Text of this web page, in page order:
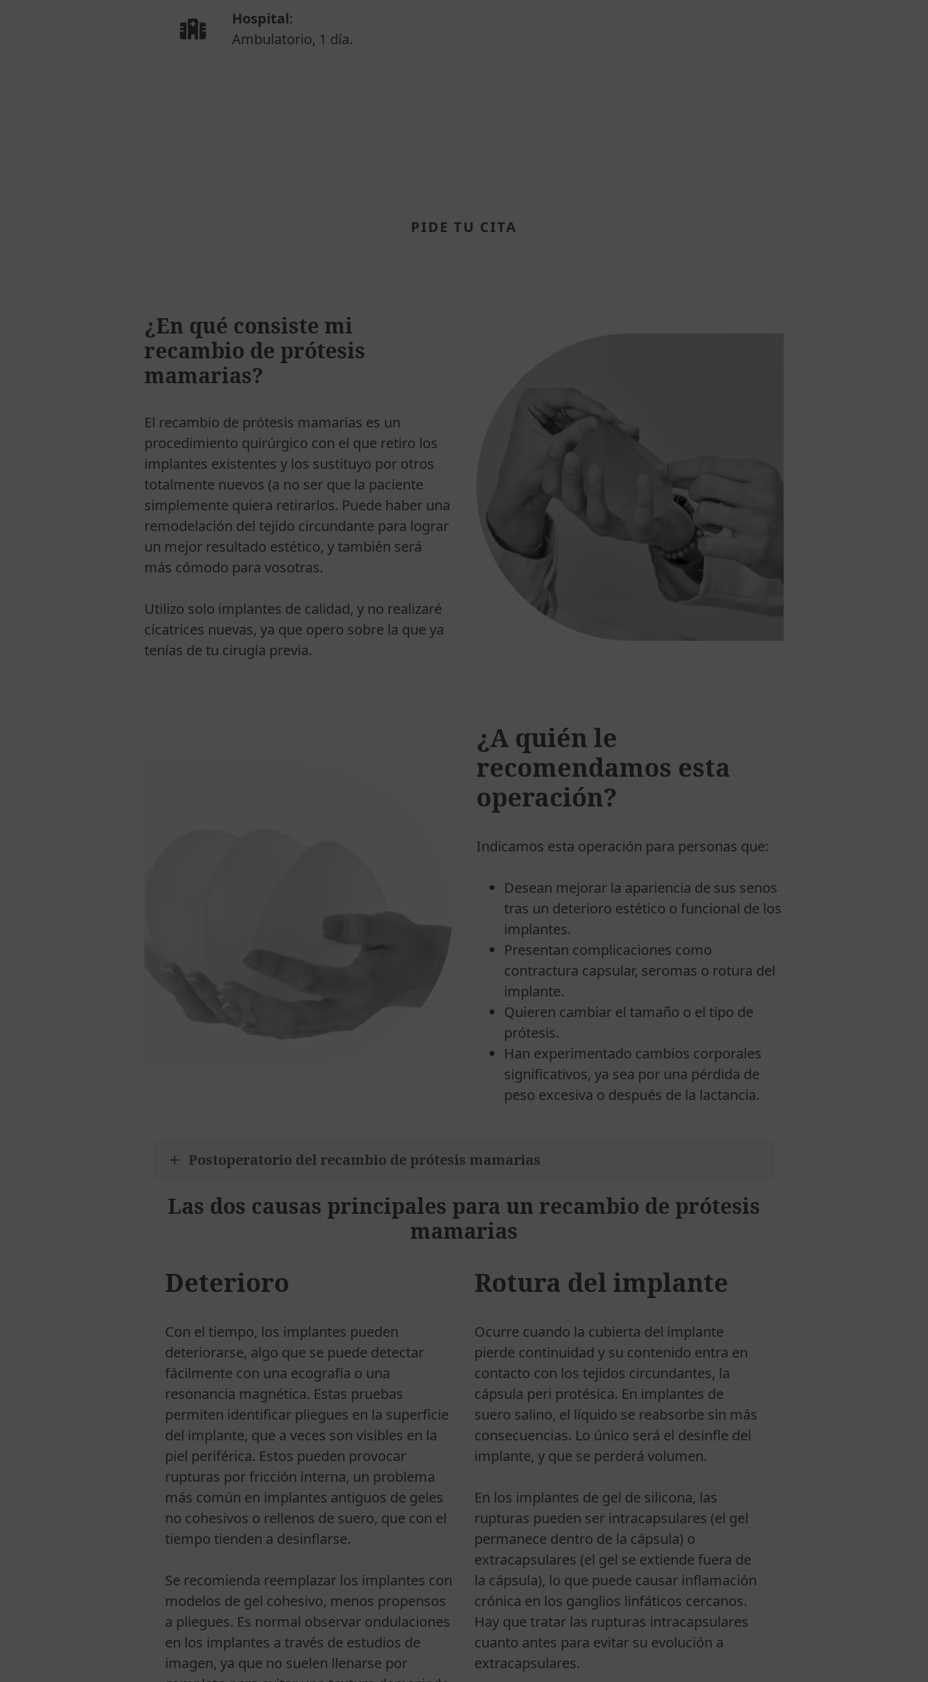
Hospital:
Ambulatorio, 1 día.
PIDE TU CITA
¿En qué consiste mi
recambio de prótesis
mamarias?
El recambio de prótesis mamarias es un
procedimiento quirúrgico con el que retiro los
implantes existentes y los sustituyo por otros
totalmente nuevos (a no ser que la paciente
simplemente quiera retirarlos. Puede haber una
remodelación del tejido circundante para lograr
un mejor resultado estético, y también será
más cómodo para vosotras.
Utilizo solo implantes de calidad, y no realizaré
cicatrices nuevas, ya que opero sobre la que ya
tenías de tu cirugía previa.
¿A quién le
recomendamos esta
operación?
Indicamos esta operación para personas que:
Desean mejorar la apariencia de sus senos
tras un deterioro estético o funcional de los
implantes.
Presentan complicaciones como
contractura capsular, seromas o rotura del
implante.
Quieren cambiar el tamaño o el tipo de
prótesis.
Han experimentado cambios corporales
significativos, ya sea por una pérdida de
peso excesiva o después de la lactancia.
Postoperatorio del recambio de prótesis mamarias
Las dos causas principales para un recambio de prótesis
mamarias
Deterioro
Con el tiempo, los implantes pueden
deteriorarse, algo que se puede detectar
fácilmente con una ecografía o una
resonancia magnética. Estas pruebas
permiten identificar pliegues en la superficie
del implante, que a veces son visibles en la
piel periférica. Estos pueden provocar
rupturas por fricción interna, un problema
más común en implantes antiguos de geles
no cohesivos o rellenos de suero, que con el
tiempo tienden a desinflarse.
Se recomienda reemplazar los implantes con
modelos de gel cohesivo, menos propensos
a pliegues. Es normal observar ondulaciones
en los implantes a través de estudios de
imagen, ya que no suelen llenarse por
Rotura del implante
Ocurre cuando la cubierta del implante
pierde continuidad y su contenido entra en
contacto con los tejidos circundantes, la
cápsula peri protésica. En implantes de
suero salino, el líquido se reabsorbe sin más
consecuencias. Lo único será el desinfle del
implante, y que se perderá volumen.
En los implantes de gel de silicona, las
rupturas pueden ser intracapsulares (el gel
permanece dentro de la cápsula) o
extracapsulares (el gel se extiende fuera de
la cápsula), lo que puede causar inflamación
crónica en los ganglios linfáticos cercanos.
Hay que tratar las rupturas intracapsulares
cuanto antes para evitar su evolución a
extracapsulares.